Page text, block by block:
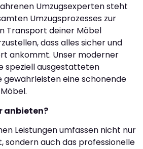
Umzugsexperten steht
Umzugsprozesses zur
Transport deiner Möbel
dass alles sicher und
ankommt. Unser moderner
speziell ausgestatteten
eine schonende
anbieten?
Leistungen umfassen nicht nur
sondern auch das professionelle